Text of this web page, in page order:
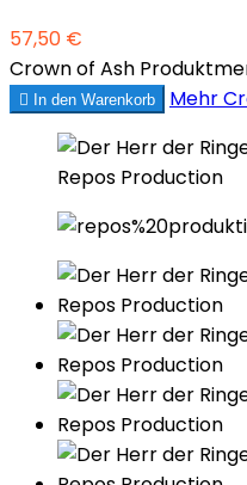
57,50 €
Crown of Ash
 In den Warenkorb Mehr